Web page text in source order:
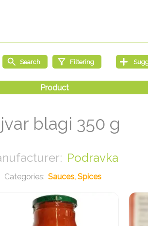
blagi 350 g
Podravka
Sauces, Spices